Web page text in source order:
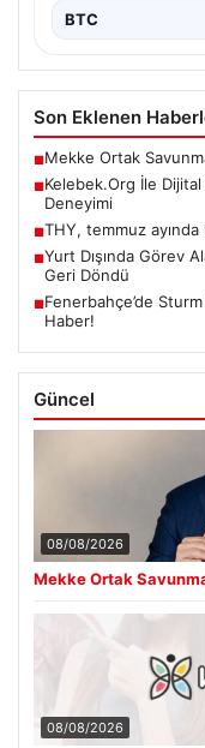
BTC
Son Eklenen
■Mekke Ortak
■Kelebek.Org İle
Deneyimi
■THY, temmuz ayında
■Yurt Dışında Görev
Geri Döndü
■Fenerbahçe’de
Haber!
Güncel
08/08/2026
Mekke Ortak
08/08/2026